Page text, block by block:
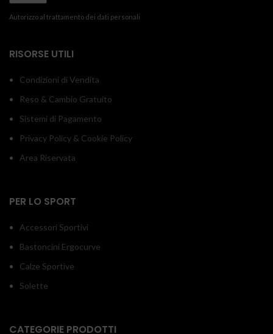
Autorizzo al trattamento dei dati personali
RISORSE UTILI
Condizioni di Vendita
Reso & Cambio Gratuito
Sistemi di Pagamento
Privacy Policy & Cookie Policy
Area Riservata
PER LO SPORT
Accessori Sportivi
Bastoncini Ergocurve
Calze Sportive
Solette
CATEGORIE PRODOTTI